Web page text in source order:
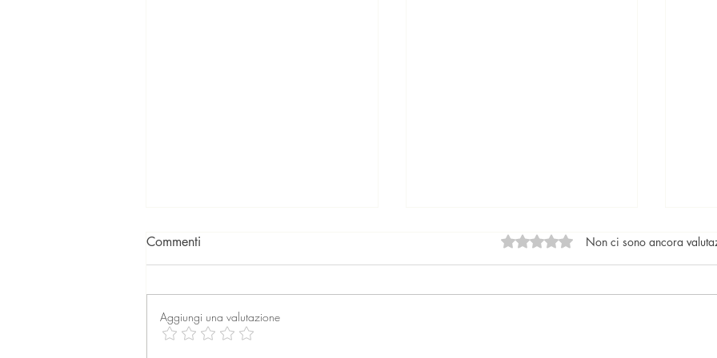
Commenti Valutazione 0 stelle su 5.
Non ci sono ancora
Aggiungi una valutazione